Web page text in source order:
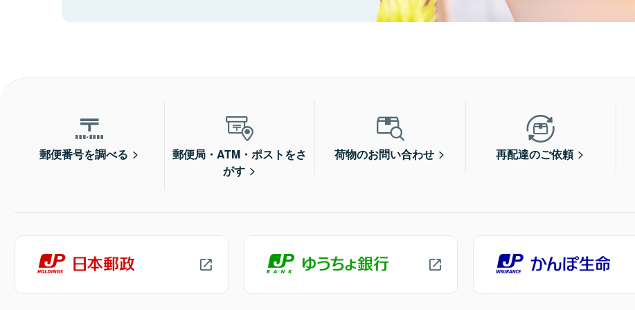
郵便番号を調べる
郵便局・ATM・ポストをさ
がす
荷物のお問い合わせ 再配達のご依頼